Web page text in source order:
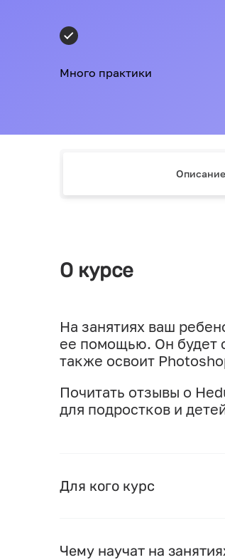
Много практики
Описание
О курсе
На занятиях ваш
ее помощью. Он будет
также освоит
Почитать отзывы о
для подростков и
Для кого курс
Чему научат на